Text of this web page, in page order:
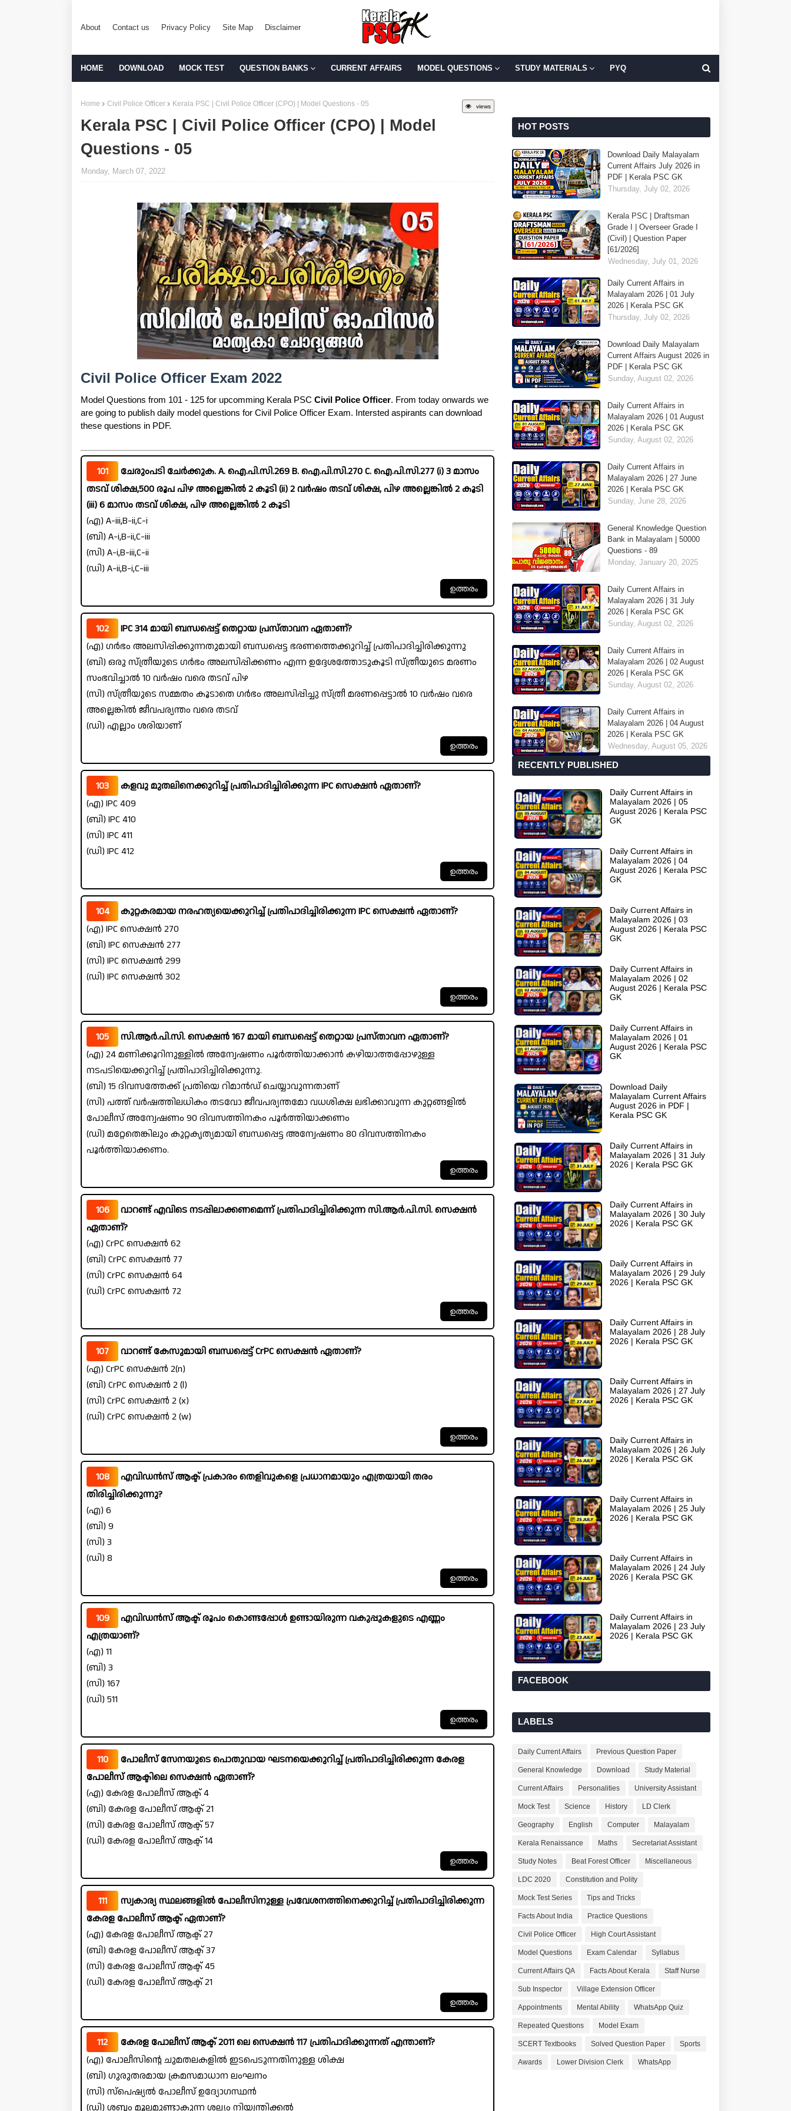
About Contact us Privacy Policy Site Map Disclaimer
HOME DOWNLOAD MOCK TEST QUESTION BANKS CURRENT AFFAIRS MODEL QUESTIONS STUDY MATERIALS PYQ
views
Home Civil Police Officer Kerala PSC | Civil Police Officer (CPO) | Model Questions - 05
Kerala PSC | Civil Police Officer (CPO) | Model
Questions - 05
Monday, March 07, 2022
Civil Police Officer Exam 2022
Model Questions from 101 - 125 for upcomming Kerala PSC Civil Police Officer. From today onwards we
are going to publish daily model questions for Civil Police Officer Exam. Intersted aspirants can download
these questions in PDF.
101
ചേരുംപടി ചേർക്കുക. A. ഐ.പി.സി.269 B. ഐ.പി.സി.270 C. ഐ.പി.സി.277 (i) 3 മാസം
തടവ് ശിക്ഷ,500 രൂപ പിഴ അല്ലെങ്കിൽ 2 കൂടി (ii) 2 വർഷം തടവ് ശിക്ഷ, പിഴ അല്ലെങ്കിൽ 2 കൂടി
(iii) 6 മാസം തടവ് ശിക്ഷ, പിഴ അല്ലെങ്കിൽ 2 കൂടി
(എ) A-iii,B-ii,C-i
(ബി) A-i,B-ii,C-iii
(സി) A-i,B-iii,C-ii
(ഡി) A-ii,B-i,C-iii
102
IPC 314 മായി ബന്ധപ്പെട്ട് തെറ്റായ പ്രസ്താവന ഏതാണ്?
(എ) ഗർഭം അലസിപ്പിക്കുന്നതുമായി ബന്ധപ്പെട്ട ഭരണത്തെക്കുറിച്ച് പ്രതിപാദിച്ചിരിക്കുന്നു
(ബി) ഒരു സ്ത്രീയുടെ ഗർഭം അലസിപ്പിക്കണം എന്ന ഉദ്ദേശത്തോടുകൂടി സ്ത്രീയുടെ മരണം
സംഭവിച്ചാൽ 10 വർഷം വരെ തടവ് പിഴ
(സി) സ്ത്രീയുടെ സമ്മതം കൂടാതെ ഗർഭം അലസിപ്പിച്ചു സ്ത്രീ മരണപ്പെട്ടാൽ 10 വർഷം വരെ
അല്ലെങ്കിൽ ജീവപര്യന്തം വരെ തടവ്
(ഡി) എല്ലാം ശരിയാണ്
103
കളവു മുതലിനെക്കുറിച്ച് പ്രതിപാദിച്ചിരിക്കുന്ന IPC സെക്ഷൻ ഏതാണ്?
(എ) IPC 409
(ബി) IPC 410
(സി) IPC 411
(ഡി) IPC 412
104
കുറ്റകരമായ നരഹത്യയെക്കുറിച്ച് പ്രതിപാദിച്ചിരിക്കുന്ന IPC സെക്ഷൻ ഏതാണ്?
(എ) IPC സെക്ഷൻ 270
(ബി) IPC സെക്ഷൻ 277
(സി) IPC സെക്ഷൻ 299
(ഡി) IPC സെക്ഷൻ 302
105
സി.ആർ.പി.സി. സെക്ഷൻ 167 മായി ബന്ധപ്പെട്ട് തെറ്റായ പ്രസ്താവന ഏതാണ്?
(എ) 24 മണിക്കൂറിനുള്ളിൽ അന്വേഷണം പൂർത്തിയാക്കാൻ കഴിയാത്തപ്പോഴുള്ള
നടപടിയെക്കുറിച്ച് പ്രതിപാദിച്ചിരിക്കുന്നു.
(ബി) 15 ദിവസത്തേക്ക് പ്രതിയെ റിമാൻഡ് ചെയ്യാവുന്നതാണ്
(സി) പത്ത് വർഷത്തിലധികം തടവോ ജീവപര്യന്തമോ വധശിക്ഷ ലഭിക്കാവുന്ന കുറ്റങ്ങളിൽ
പോലീസ് അന്വേഷണം 90 ദിവസത്തിനകം പൂർത്തിയാക്കണം
(ഡി) മറ്റേതെങ്കിലും കുറ്റകൃത്യമായി ബന്ധപ്പെട്ട അന്വേഷണം 80 ദിവസത്തിനകം
പൂർത്തിയാക്കണം.
106
വാറണ്ട് എവിടെ നടപ്പിലാക്കണമെന്ന് പ്രതിപാദിച്ചിരിക്കുന്ന സി.ആർ.പി.സി. സെക്ഷൻ
ഏതാണ്?
(എ) CrPC സെക്ഷൻ 62
(ബി) CrPC സെക്ഷൻ 77
(സി) CrPC സെക്ഷൻ 64
(ഡി) CrPC സെക്ഷൻ 72
107
വാറണ്ട് കേസുമായി ബന്ധപ്പെട്ട് CrPC സെക്ഷൻ ഏതാണ്?
(എ) CrPC സെക്ഷൻ 2(n)
(ബി) CrPC സെക്ഷൻ 2 (l)
(സി) CrPC സെക്ഷൻ 2 (x)
(ഡി) CrPC സെക്ഷൻ 2 (w)
108
എവിഡൻസ് ആക്ട് പ്രകാരം തെളിവുകളെ പ്രധാനമായും എത്രയായി തരം
തിരിച്ചിരിക്കുന്നു?
(എ) 6
(ബി) 9
(സി) 3
(ഡി) 8
109
എവിഡൻസ് ആക്ട് രൂപം കൊണ്ടപ്പോൾ ഉണ്ടായിരുന്ന വകുപ്പുകളുടെ എണ്ണം
എത്രയാണ്?
(എ) 11
(ബി) 3
(സി) 167
(ഡി) 511
110
പോലീസ് സേനയുടെ പൊതുവായ ഘടനയെക്കുറിച്ച് പ്രതിപാദിച്ചിരിക്കുന്ന കേരള
പോലീസ് ആക്ടിലെ സെക്ഷൻ ഏതാണ്?
(എ) കേരള പോലീസ് ആക്ട് 4
(ബി) കേരള പോലീസ് ആക്ട് 21
(സി) കേരള പോലീസ് ആക്ട് 57
(ഡി) കേരള പോലീസ് ആക്ട് 14
111
സ്വകാര്യ സ്ഥലങ്ങളിൽ പോലീസിനുള്ള പ്രവേശനത്തിനെക്കുറിച്ച് പ്രതിപാദിച്ചിരിക്കുന്ന
കേരള പോലീസ് ആക്ട് ഏതാണ്?
(എ) കേരള പോലീസ് ആക്ട് 27
(ബി) കേരള പോലീസ് ആക്ട് 37
(സി) കേരള പോലീസ് ആക്ട് 45
(ഡി) കേരള പോലീസ് ആക്ട് 21
112
കേരള പോലീസ് ആക്ട് 2011 ലെ സെക്ഷൻ 117 പ്രതിപാദിക്കുന്നത് എന്താണ്?
(എ) പോലീസിന്റെ ചുമതലകളിൽ ഇടപെടുന്നതിനുള്ള ശിക്ഷ
(ബി) ഗുരുതരമായ ക്രമസമാധാന ലംഘനം
(സി) സ്പെഷ്യൽ പോലീസ് ഉദ്യോഗസ്ഥൻ
(ഡി) ശബ്ദം മൂലമുണ്ടാകുന്ന ശല്യം നിയന്ത്രിക്കൽ
HOT POSTS
Download Daily Malayalam
Current Affairs July 2026 in
PDF | Kerala PSC GK
Thursday, July 02, 2026
Kerala PSC | Draftsman
Grade I | Overseer Grade I
(Civil) | Question Paper
[61/2026]
Wednesday, July 01, 2026
Daily Current Affairs in
Malayalam 2026 | 01 July
2026 | Kerala PSC GK
Thursday, July 02, 2026
Download Daily Malayalam
Current Affairs August 2026 in
PDF | Kerala PSC GK
Sunday, August 02, 2026
Daily Current Affairs in
Malayalam 2026 | 01 August
2026 | Kerala PSC GK
Sunday, August 02, 2026
Daily Current Affairs in
Malayalam 2026 | 27 June
2026 | Kerala PSC GK
Sunday, June 28, 2026
General Knowledge Question
Bank in Malayalam | 50000
Questions - 89
Monday, January 20, 2025
Daily Current Affairs in
Malayalam 2026 | 31 July
2026 | Kerala PSC GK
Sunday, August 02, 2026
Daily Current Affairs in
Malayalam 2026 | 02 August
2026 | Kerala PSC GK
Sunday, August 02, 2026
Daily Current Affairs in
Malayalam 2026 | 04 August
2026 | Kerala PSC GK
Wednesday, August 05, 2026
RECENTLY PUBLISHED
Daily Current Affairs in
Malayalam 2026 | 05
August 2026 | Kerala PSC
GK
Daily Current Affairs in
Malayalam 2026 | 04
August 2026 | Kerala PSC
GK
Daily Current Affairs in
Malayalam 2026 | 03
August 2026 | Kerala PSC
GK
Daily Current Affairs in
Malayalam 2026 | 02
August 2026 | Kerala PSC
GK
Daily Current Affairs in
Malayalam 2026 | 01
August 2026 | Kerala PSC
GK
Download Daily
Malayalam Current Affairs
August 2026 in PDF |
Kerala PSC GK
Daily Current Affairs in
Malayalam 2026 | 31 July
2026 | Kerala PSC GK
Daily Current Affairs in
Malayalam 2026 | 30 July
2026 | Kerala PSC GK
Daily Current Affairs in
Malayalam 2026 | 29 July
2026 | Kerala PSC GK
Daily Current Affairs in
Malayalam 2026 | 28 July
2026 | Kerala PSC GK
Daily Current Affairs in
Malayalam 2026 | 27 July
2026 | Kerala PSC GK
Daily Current Affairs in
Malayalam 2026 | 26 July
2026 | Kerala PSC GK
Daily Current Affairs in
Malayalam 2026 | 25 July
2026 | Kerala PSC GK
Daily Current Affairs in
Malayalam 2026 | 24 July
2026 | Kerala PSC GK
Daily Current Affairs in
Malayalam 2026 | 23 July
2026 | Kerala PSC GK
FACEBOOK
LABELS
Daily Current Affairs Previous Question Paper
General Knowledge Download Study Material
Current Affairs Personalities University Assistant
Mock Test Science History LD Clerk
Geography English Computer Malayalam
Kerala Renaissance Maths Secretariat Assistant
Study Notes Beat Forest Officer Miscellaneous
LDC 2020 Constitution and Polity
Mock Test Series Tips and Tricks
Facts About India Practice Questions
Civil Police Officer High Court Assistant
Model Questions Exam Calendar Syllabus
Current Affairs QA Facts About Kerala Staff Nurse
Sub Inspector Village Extension Officer
Appointments Mental Ability WhatsApp Quiz
Repeated Questions Model Exam
SCERT Textbooks Solved Question Paper Sports
Awards Lower Division Clerk WhatsApp